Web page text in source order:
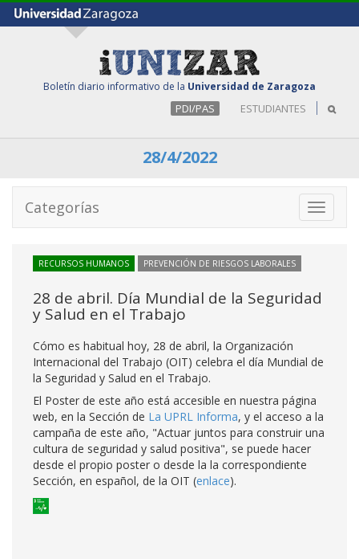
Boletín diario informativo de la Universidad de Zaragoza
PDI/PAS ESTUDIANTES
28/4/2022
Toggle
Categorías
RECURSOS HUMANOS PREVENCIÓN DE RIESGOS LABORALES
28 de abril. Día Mundial de la Seguridad
y Salud en el Trabajo
Cómo es habitual hoy, 28 de abril, la Organización
Internacional del Trabajo (OIT) celebra el día Mundial de
la Seguridad y Salud en el Trabajo.
El Poster de este año está accesible en nuestra página
web, en la Sección de La UPRL Informa, y el acceso a la
campaña de este año, "Actuar juntos para construir una
cultura de seguridad y salud positiva", se puede hacer
desde el propio poster o desde la la correspondiente
Sección, en español, de la OIT (enlace).